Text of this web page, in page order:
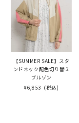
【SUMMER SALE】スタ
ンドネック配色切り替え
ブルゾン
¥6,853 (税込)